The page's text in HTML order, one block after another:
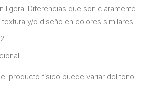
ligera. Diferencias que son claramente
y/o diseño en colores similares.
producto físico puede variar del tono